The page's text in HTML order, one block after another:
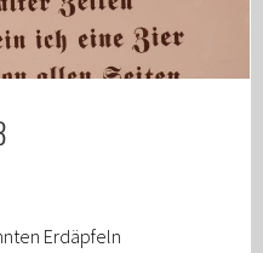
Erdäpfeln